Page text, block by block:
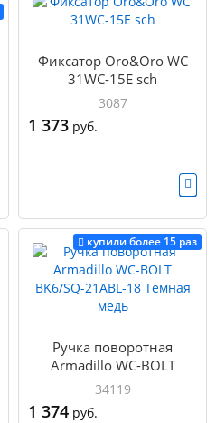
Фиксатор Oro&Oro WC
31WC-15E sch
3087
1 373 руб.
купили более 15 раз
Ручка поворотная
Armadillo WC-BOLT
BK6/SQ-21ABL-18 Темная
34119
1 374 руб.